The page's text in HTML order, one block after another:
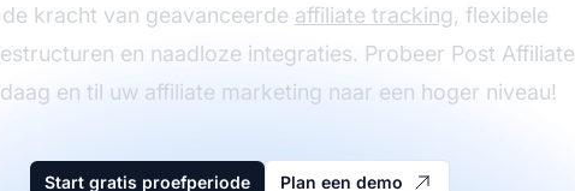
kracht van geavanceerde affiliate tracking, flexibele
en naadloze integraties. Probeer Post Affiliate
en til uw affiliate marketing naar een hoger niveau!
Start gratis proefperiode Plan een demo